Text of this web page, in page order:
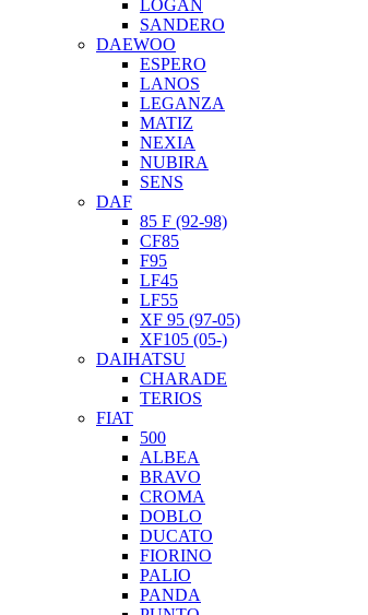
LOGAN
SANDERO
DAEWOO
ESPERO
LANOS
LEGANZA
MATIZ
NEXIA
NUBIRA
SENS
DAF
85 F (92-98)
CF85
F95
LF45
LF55
XF 95 (97-05)
XF105 (05-)
DAIHATSU
CHARADE
TERIOS
FIAT
500
ALBEA
BRAVO
CROMA
DOBLO
DUCATO
FIORINO
PALIO
PANDA